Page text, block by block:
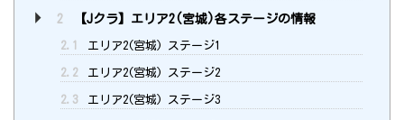
2 【Jクラ】エリア2(宮城)各ステージの情報
2.1 エリア2(宮城) ステージ1
2.2 エリア2(宮城) ステージ2
2.3 エリア2(宮城) ステージ3